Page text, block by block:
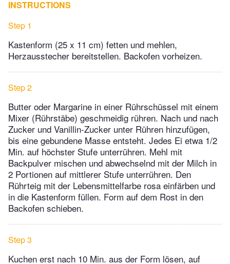
INSTRUCTIONS
Step 1
Kastenform (25 x 11 cm) fetten und mehlen,
Herzausstecher bereitstellen. Backofen vorheizen.
Step 2
Butter oder Margarine in einer Rührschüssel mit einem
Mixer (Rührstäbe) geschmeidig rühren. Nach und nach
Zucker und Vanillin-Zucker unter Rühren hinzufügen,
bis eine gebundene Masse entsteht. Jedes Ei etwa 1/2
Min. auf höchster Stufe unterrühren. Mehl mit
Backpulver mischen und abwechselnd mit der Milch in
2 Portionen auf mittlerer Stufe unterrühren. Den
Rührteig mit der Lebensmittelfarbe rosa einfärben und
in die Kastenform füllen. Form auf dem Rost in den
Backofen schieben.
Step 3
Kuchen erst nach 10 Min. aus der Form lösen, auf